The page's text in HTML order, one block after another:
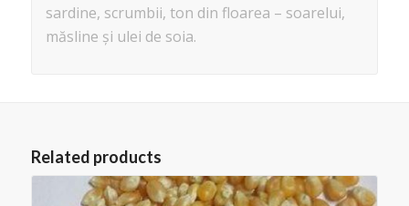
sardine, scrumbii, ton din floarea – soarelui,
măsline și ulei de soia.
Related products